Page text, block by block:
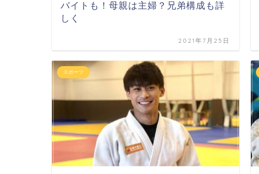
バイトも！母親は主婦？兄弟構成も詳
しく
2021年7月25日
スポーツ